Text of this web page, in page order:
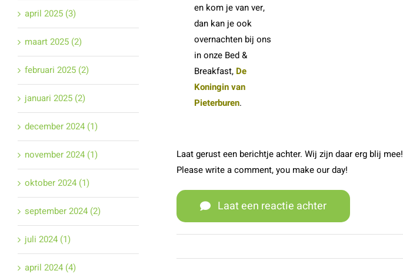
april 2025 (3)
maart 2025 (2)
februari 2025 (2)
januari 2025 (2)
december 2024 (1)
november 2024 (1)
oktober 2024 (1)
september 2024 (2)
juli 2024 (1)
april 2024 (4)
en kom je van ver,
dan kan je ook
overnachten bij ons
in onze Bed &
Breakfast, De
Koningin van
Pieterburen.
Laat gerust een berichtje achter. Wij zijn daar erg blij mee!
Please write a comment, you make our day!
Laat een reactie achter